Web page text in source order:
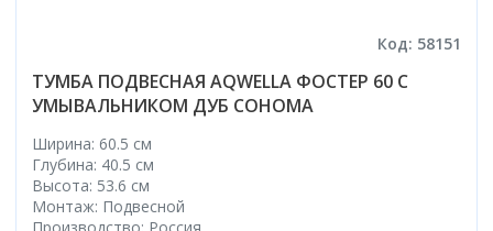
Код: 58151
ТУМБА ПОДВЕСНАЯ AQWELLA ФОСТЕР 60 С
УМЫВАЛЬНИКОМ ДУБ СОНОМА
Ширина: 60.5 см
Глубина: 40.5 см
Высота: 53.6 см
Монтаж: Подвесной